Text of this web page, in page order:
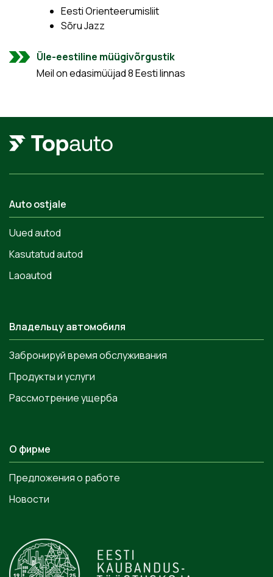
Eesti Orienteerumisliit
Sõru Jazz
Üle-eestiline müügivõrgustik
Meil on edasimüüjad 8 Eesti linnas
Auto ostjale
Uued autod
Kasutatud autod
Laoautod
Владельцу автомобиля
Забронируй время обслуживания
Продукты и услуги
Рассмотрение ущерба
О фирме
Предложения о работе
Новости